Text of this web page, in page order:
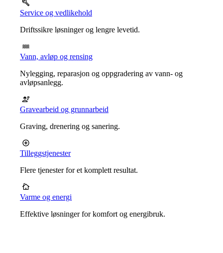
Service og vedlikehold
Driftssikre løsninger og lengre levetid.
Vann, avløp og rensing
Nylegging, reparasjon og oppgradering av vann- og
avløpsanlegg.
Gravearbeid og grunnarbeid
Graving, drenering og sanering.
Tilleggstjenester
Flere tjenester for et komplett resultat.
Varme og energi
Effektive løsninger for komfort og energibruk.